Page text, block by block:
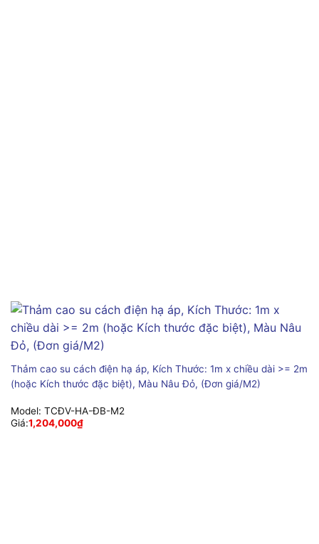
Thảm cao su cách điện hạ áp, Kích Thước: 1m x chiều dài >= 2m
(hoặc Kích thước đặc biệt), Màu Nâu Đỏ, (Đơn giá/M2)
Model: TCĐV-HA-ĐB-M2
Giá:1,204,000₫